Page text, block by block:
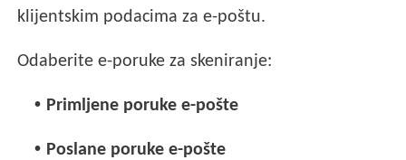
klijentskim podacima za e-poštu.
Odaberite e-poruke za skeniranje:
• Primljene poruke e-pošte
• Poslane poruke e-pošte